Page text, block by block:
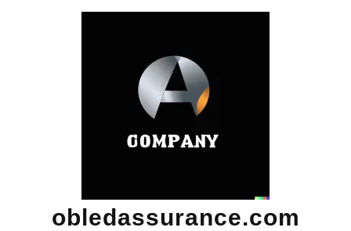
obledassurance.com